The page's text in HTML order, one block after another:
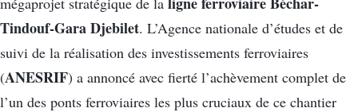
Tindouf-Gara Djebilet. L’Agence nationale d’études et de
suivi de la réalisation des investissements ferroviaires
(ANESRIF) a annoncé avec fierté l’achèvement complet de
l’un des ponts ferroviaires les plus cruciaux de ce chantier